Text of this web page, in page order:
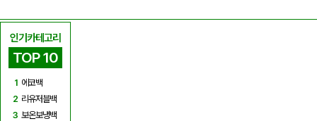
인기카테고리
TOP 10
1 에코백
2 리유저블백
3 보온보냉백